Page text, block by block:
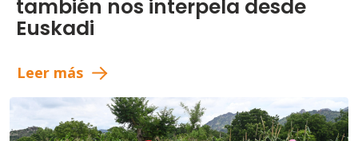
también nos interpela desde
Euskadi
Leer más